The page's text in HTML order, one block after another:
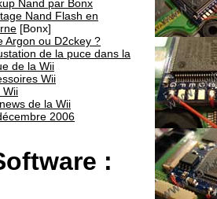
Nand par Bonx
Nand Flash en
[Bonx]
Argon ou D2ckey ?
de la puce dans la
de la Wii
Wii
Wii
de la Wii
2006
: